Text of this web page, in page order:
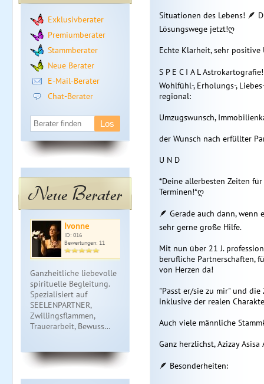
Exklusivberater
Premiumberater
Stammberater
Neue Berater
E-Mail-Berater
Chat-Berater
Neue Berater
Ivonne
ID: 016
Bewertungen: 11
Ganzheitliche liebevolle
spirituelle Begleitung.
Spezialisiert auf
SEELENPARTNER,
Zwillingsflammen,
Trauerarbeit, Bewuss…
Regina
Hellfühlen, Kartenlegen,
Fülle, Selbstbestimmung
mit Fengshui-
DEINE ZIELE …
und Tarot-
allen
im Bereich,
Situationen des Lebens! 🪶
Lösungswege jetzt!ღ
Echte Klarheit, sehr
S P E C I A L
Wohlfühl-, Erholungs-,
regional:
Umzugswunsch,
der Wunsch nach erfüllter
U N D
*Deine allerbesten Zeiten
Terminen!*ღ
🪶 Gerade auch dann,
sehr gerne große Hilfe.
Mit nun über 21 J.
berufliche Partnerschaften,
von Herzen da!
"Passt er/sie zu mir" und
inklusive der realen
Auch viele männliche
Ganz herzlichst, Azizay
🪶 Besonderheiten: